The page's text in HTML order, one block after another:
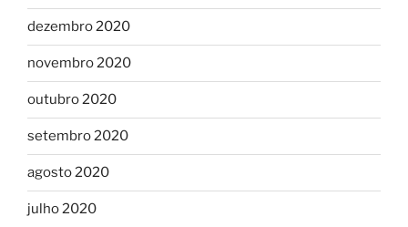
dezembro 2020
novembro 2020
outubro 2020
setembro 2020
agosto 2020
julho 2020